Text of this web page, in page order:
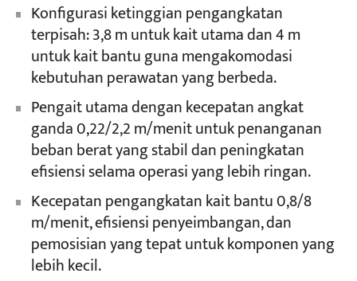
Konfigurasi ketinggian pengangkatan
terpisah: 3,8 m untuk kait utama dan 4 m
untuk kait bantu guna mengakomodasi
kebutuhan perawatan yang berbeda.
Pengait utama dengan kecepatan angkat
ganda 0,22/2,2 m/menit untuk penanganan
beban berat yang stabil dan peningkatan
efisiensi selama operasi yang lebih ringan.
Kecepatan pengangkatan kait bantu 0,8/8
m/menit, efisiensi penyeimbangan, dan
pemosisian yang tepat untuk komponen yang
lebih kecil.